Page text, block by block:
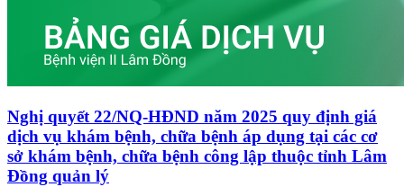
Nghị quyết 22/NQ-HĐND năm 2025 quy định giá
dịch vụ khám bệnh, chữa bệnh áp dụng tại các cơ
sở khám bệnh, chữa bệnh công lập thuộc tỉnh Lâm
Đồng quản lý